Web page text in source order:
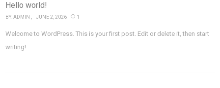
Hello world!
BY:ADMIN JUNE 2, 2026 1
Welcome to WordPress. This is your first post. Edit or delete it, then start
writing!